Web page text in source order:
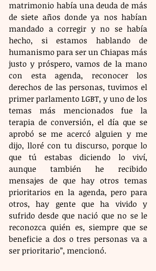
matrimonio había una deuda de más
de siete años donde ya nos habían
mandado a corregir y no se había
hecho, si estamos hablando de
humanismo para ser un Chiapas más
justo y próspero, vamos de la mano
con esta agenda, reconocer los
derechos de las personas, tuvimos el
primer parlamento LGBT, y uno de los
temas más mencionados fue la
terapia de conversión, el día que se
aprobó se me acercó alguien y me
dijo, lloré con tu discurso, porque lo
que tú estabas diciendo lo viví,
aunque también he recibido
mensajes de que hay otros temas
prioritarios en la agenda, pero para
otros, hay gente que ha vivido y
sufrido desde que nació que no se le
reconozca quién es, siempre que se
beneficie a dos o tres personas va a
ser prioritario”, mencionó.